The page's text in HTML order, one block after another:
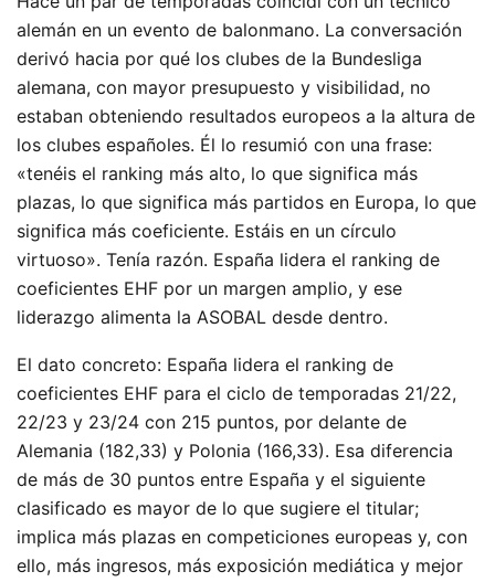
alemán en un evento de balonmano. La conversación
derivó hacia por qué los clubes de la Bundesliga
alemana, con mayor presupuesto y visibilidad, no
estaban obteniendo resultados europeos a la altura de
los clubes españoles. Él lo resumió con una frase:
«tenéis el ranking más alto, lo que significa más
plazas, lo que significa más partidos en Europa, lo que
significa más coeficiente. Estáis en un círculo
virtuoso». Tenía razón. España lidera el ranking de
coeficientes EHF por un margen amplio, y ese
liderazgo alimenta la ASOBAL desde dentro.
El dato concreto: España lidera el ranking de
coeficientes EHF para el ciclo de temporadas 21/22,
22/23 y 23/24 con 215 puntos, por delante de
Alemania (182,33) y Polonia (166,33). Esa diferencia
de más de 30 puntos entre España y el siguiente
clasificado es mayor de lo que sugiere el titular;
implica más plazas en competiciones europeas y, con
ello, más ingresos, más exposición mediática y mejor